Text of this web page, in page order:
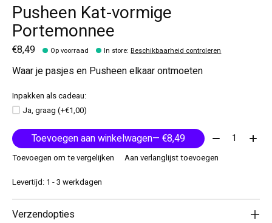
Pusheen Kat-vormige
Portemonnee
€8,49 Op voorraad In store:Beschikbaarheid controleren
Waar je pasjes en Pusheen elkaar ontmoeten
Inpakken als cadeau:
Ja, graag (+€1,00)
Toevoegen aan winkelwagen — €8,49 Aantal:
Toevoegen om te vergelijken
Aan verlanglijst toevoegen
Levertijd: 1 - 3 werkdagen
Verzendopties